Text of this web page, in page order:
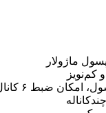
ماژولار
کم‌نویز